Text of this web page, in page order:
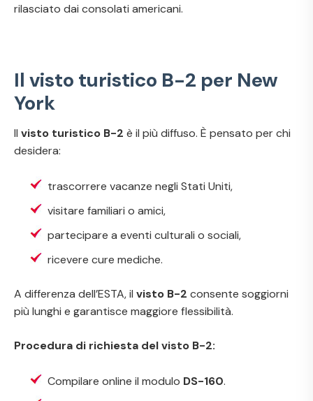
rilasciato dai consolati americani.
Il visto turistico B-2 per New
York
Il visto turistico B-2 è il più diffuso. È pensato per chi
desidera:
trascorrere vacanze negli Stati Uniti,
visitare familiari o amici,
partecipare a eventi culturali o sociali,
ricevere cure mediche.
A differenza dell’ESTA, il visto B-2 consente soggiorni
più lunghi e garantisce maggiore flessibilità.
Procedura di richiesta del visto B-2:
Compilare online il modulo DS-160.